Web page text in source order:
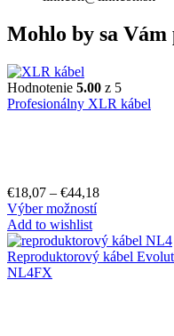
Mohlo by sa
Hodnotenie 5.00 z 5
Profesionálny XLR kábel
€18,07 – €44,18
Výber možností
Add to wishlist
Reproduktorový kábel
NL4FX